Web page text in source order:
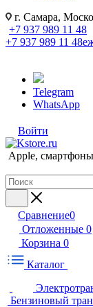
г. Самара,
+7 937 989 11 48
+7 937 989 11 48
Telegram
WhatsApp
Войти
Apple,
Сравнение0
Отложенные 0
Корзина 0
Каталог
Бензиновый